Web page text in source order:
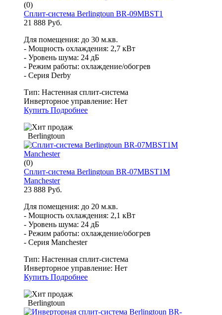
(0)
Сплит-система Berlingtoun BR-09MBST1
21 888 Руб.
Для помещения: до 30 м.кв.
- Мощность охлаждения: 2,7 кВт
- Уровень шума: 24 дБ
- Режим работы: охлаждение/обогрев
- Серия Derby
Тип: Настенная сплит-система
Инверторное управление: Нет
Купить Подробнее
Berlingtoun
(0)
Сплит-система Berlingtoun BR-07MBST1M
Manchester
23 888 Руб.
Для помещения: до 20 м.кв.
- Мощность охлаждения: 2,1 кВт
- Уровень шума: 24 дБ
- Режим работы: охлаждение/обогрев
- Серия Manchester
Тип: Настенная сплит-система
Инверторное управление: Нет
Купить Подробнее
Berlingtoun